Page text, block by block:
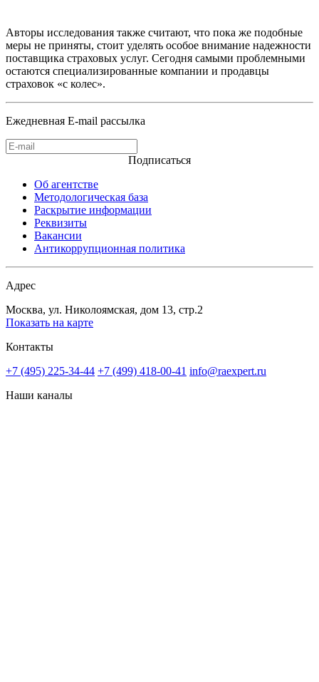
Авторы исследования также считают, что пока же подобные
меры не приняты, стоит уделять особое внимание надежности
поставщика страховых услуг. Сегодня самыми проблемными
остаются специализированные компании и продавцы
страховок «с колес».
Ежедневная E-mail рассылка
Подписаться
Об агентстве
Методологическая база
Раскрытие информации
Реквизиты
Вакансии
Антикоррупционная политика
Адрес
Москва, ул. Николоямская, дом 13, стр.2
Показать на карте
Контакты
+7 (495) 225-34-44 +7 (499) 418-00-41 info@raexpert.ru
Наши каналы